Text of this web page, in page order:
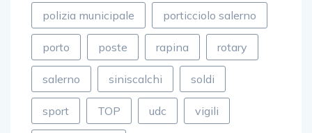
polizia municipale porticciolo salerno
porto poste rapina rotary
salerno siniscalchi soldi
sport TOP udc vigili